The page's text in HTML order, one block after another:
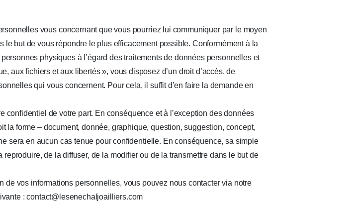
vous concernant que vous pourriez lui communiquer par le moyen
but de vous répondre le plus efficacement possible. Conformément à la
physiques à l’égard des traitements de données personnelles et
aux fichiers et aux libertés », vous disposez d’un droit d’accès, de
qui vous concernent. Pour cela, il suffit d’en faire la demande en
confidentiel de votre part. En conséquence et à l’exception des données
la forme – document, donnée, graphique, question, suggestion, concept,
sera en aucun cas tenue pour confidentielle. En conséquence, sa simple
de la diffuser, de la modifier ou de la transmettre dans le but de
de vos informations personnelles, vous pouvez nous contacter via notre
: contact@lesenechaljoailliers.com